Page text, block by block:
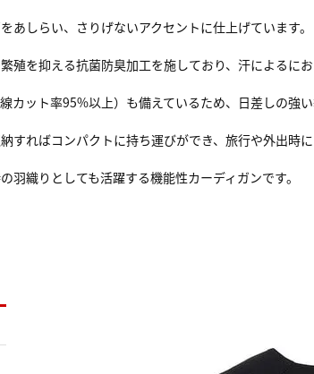
あしらい、さりげないアクセントに仕上げています。
殖を抑える抗菌防臭加工を施しており、汗によるにお
カット率95%以上）も備えているため、日差しの強
すればコンパクトに持ち運びができ、旅行や外出時に
羽織りとしても活躍する機能性カーディガンです。